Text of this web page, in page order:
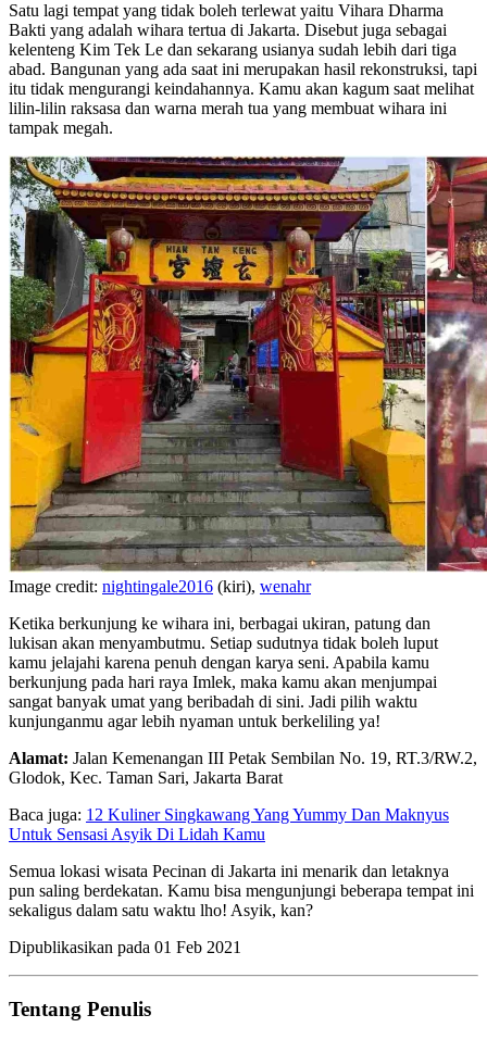
Satu lagi tempat yang tidak boleh terlewat yaitu Vihara Dharma
Bakti yang adalah wihara tertua di Jakarta. Disebut juga sebagai
kelenteng Kim Tek Le dan sekarang usianya sudah lebih dari tiga
abad. Bangunan yang ada saat ini merupakan hasil rekonstruksi, tapi
itu tidak mengurangi keindahannya. Kamu akan kagum saat melihat
lilin-lilin raksasa dan warna merah tua yang membuat wihara ini
tampak megah.
Image credit: nightingale2016 (kiri), wenahr
Ketika berkunjung ke wihara ini, berbagai ukiran, patung dan
lukisan akan menyambutmu. Setiap sudutnya tidak boleh luput
kamu jelajahi karena penuh dengan karya seni. Apabila kamu
berkunjung pada hari raya Imlek, maka kamu akan menjumpai
sangat banyak umat yang beribadah di sini. Jadi pilih waktu
kunjunganmu agar lebih nyaman untuk berkeliling ya!
Alamat: Jalan Kemenangan III Petak Sembilan No. 19, RT.3/RW.2,
Glodok, Kec. Taman Sari, Jakarta Barat
Baca juga: 12 Kuliner Singkawang Yang Yummy Dan Maknyus
Untuk Sensasi Asyik Di Lidah Kamu
Semua lokasi wisata Pecinan di Jakarta ini menarik dan letaknya
pun saling berdekatan. Kamu bisa mengunjungi beberapa tempat ini
sekaligus dalam satu waktu lho! Asyik, kan?
Dipublikasikan pada 01 Feb 2021
Tentang Penulis